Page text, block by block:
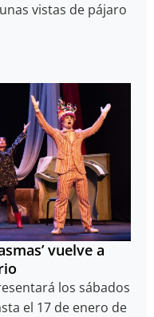
vistas de pájaro
vuelve a
los sábados
el 17 de enero de